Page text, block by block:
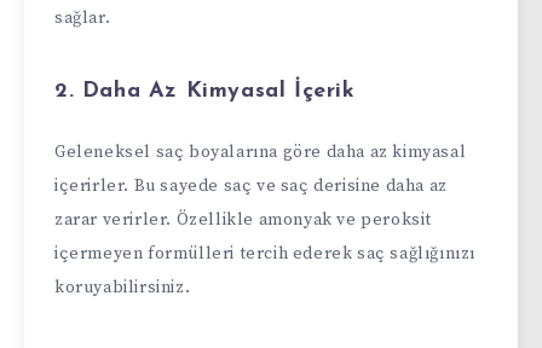
sağlar.
2. Daha Az Kimyasal İçerik
Geleneksel saç boyalarına göre daha az kimyasal
içerirler. Bu sayede saç ve saç derisine daha az
zarar verirler. Özellikle amonyak ve peroksit
içermeyen formülleri tercih ederek saç sağlığınızı
koruyabilirsiniz.